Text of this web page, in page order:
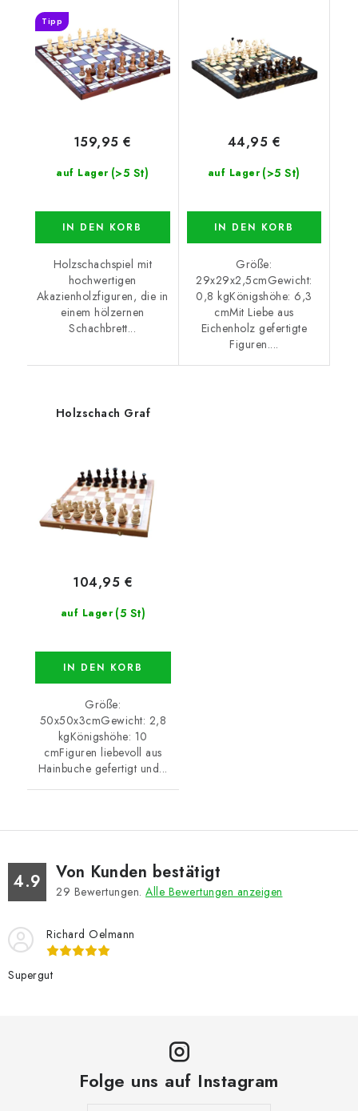
Tipp
auf Lager (>5 St)
159,95 €
IN DEN KORB
Holzschachspiel mit
hochwertigen
Akazienholzfiguren, die in
einem hölzernen
Schachbrett...
auf Lager (>5 St)
44,95 €
IN DEN KORB
Größe:
29x29x2,5cmGewicht:
0,8 kgKönigshöhe: 6,3
cmMit Liebe aus
Eichenholz gefertigte
Figuren....
Holzschach Graf
auf Lager (5 St)
104,95 €
IN DEN KORB
Größe:
50x50x3cmGewicht: 2,8
kgKönigshöhe: 10
cmFiguren liebevoll aus
Hainbuche gefertigt und...
4.9 Von Kunden bestätigt
29 Bewertungen. Alle Bewertungen anzeigen
Richard Oelmann
Supergut
Folge uns auf Instagram